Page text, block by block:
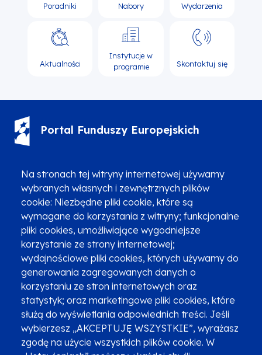
Na stronach tej witryny internetowej używamy
wybranych własnych i zewnętrznych plików
cookie: Niezbędne pliki cookie, które są
wymagane do korzystania z witryny; funkcjonalne
pliki cookies, umożliwiające wygodniejsze
korzystanie ze strony internetowej;
wydajnościowe pliki cookies, których używamy do
generowania zagregowanych danych o
korzystaniu ze stron internetowych oraz
statystyk; oraz marketingowe pliki cookies, które
służą do wyświetlania odpowiednich treści. Jeśli
wybierzesz „AKCEPTUJĘ WSZYSTKIE”, wyrażasz
zgodę na użycie wszystkich plików cookie. W
Poradniki Nabory Wydarzenia
Aktualności
Instytucje w
programie
Skontaktuj się
Portal Funduszy Europejskich
Zgłoszenia podejrzenia niezgodności z KPP i KPON
Newsletter
Fundusze SMS-em
Najczęściej zadawane pytania
Promocja projektu
Zobacz inne programy
Poznaj Fundusze 2014-2020